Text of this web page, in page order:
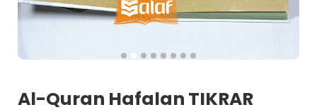
Al-Quran Hafalan TIKRAR